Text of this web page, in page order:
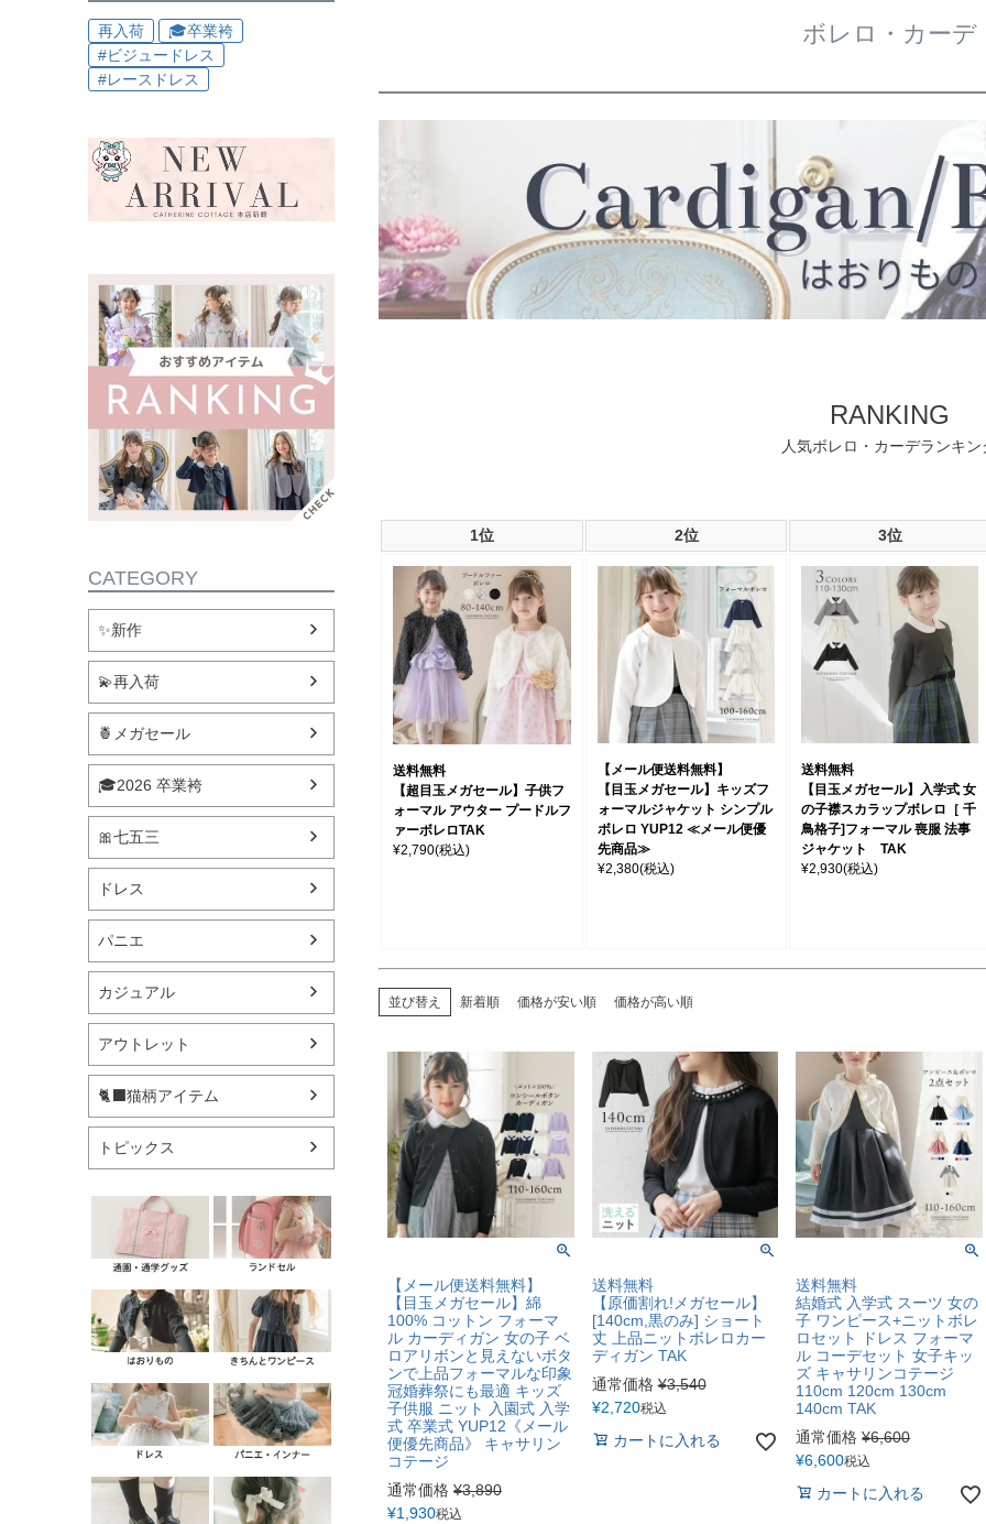
再入荷
🎓卒業袴
#ビジュードレス
#レースドレス
CATEGORY
✨新作
💫再入荷
🍍メガセール
🎓2026 卒業袴
🎀七五三
ドレス
パニエ
カジュアル
アウトレット
🐈‍⬛猫柄アイテム
トピックス
ボレロ・カーデ
RANKING
人気ボレロ・カーデランキン
1位 2位 3位
送料無料
【超目玉メガセール】子供フ
ォーマル アウター プードルフ
ァーボレロTAK
¥2,790(税込)
【メール便送料無料】
【目玉メガセール】キッズフ
ォーマルジャケット シンプル
ボレロ YUP12 ≪メール便優
先商品≫
¥2,380(税込)
送料無料
【目玉メガセール】入学式 女
の子襟スカラップボレロ［ 千
鳥格子]フォーマル 喪服 法事
ジャケット TAK
¥2,930(税込)
並び替え 新着順 価格が安い順 価格が高い順
【メール便送料無料】
【目玉メガセール】綿
100% コットン フォーマ
ル カーディガン 女の子 ベ
ロアリボンと見えないボタ
ンで上品フォーマルな印象
冠婚葬祭にも最適 キッズ
子供服 ニット 入園式 入学
式 卒業式 YUP12《メール
便優先商品》 キャサリン
コテージ
通常価格 ¥3,890
¥1,930税込
送料無料
【原価割れ!メガセール】
[140cm,黒のみ] ショート
丈 上品ニットボレロカー
ディガン TAK
通常価格 ¥3,540
¥2,720税込
カートに入れる
送料無料
結婚式 入学式 スーツ 女の
子 ワンピース+ニットボレ
ロセット ドレス フォーマ
ル コーデセット 女子キッ
ズ キャサリンコテージ
110cm 120cm 130cm
140cm TAK
通常価格 ¥6,600
¥6,600税込
カートに入れる